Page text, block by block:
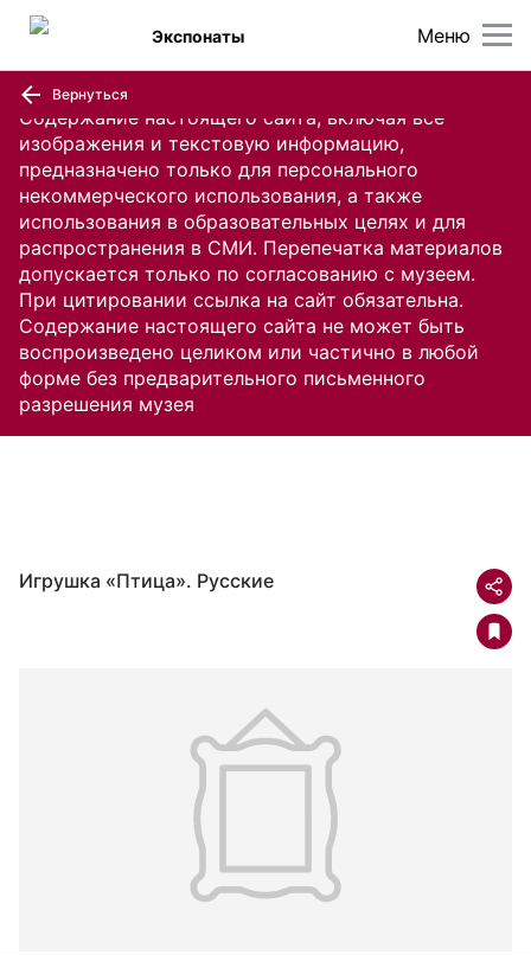
Содержание настоящего сайта, включая все
изображения и текстовую информацию,
предназначено только для персонального
некоммерческого использования, а также
использования в образовательных целях и для
распространения в СМИ. Перепечатка материалов
допускается только по согласованию с музеем.
При цитировании ссылка на сайт обязательна.
Содержание настоящего сайта не может быть
воспроизведено целиком или частично в любой
форме без предварительного письменного
разрешения музея
Меню
Экспонаты
Вернуться
Игрушка «Птица». Русские